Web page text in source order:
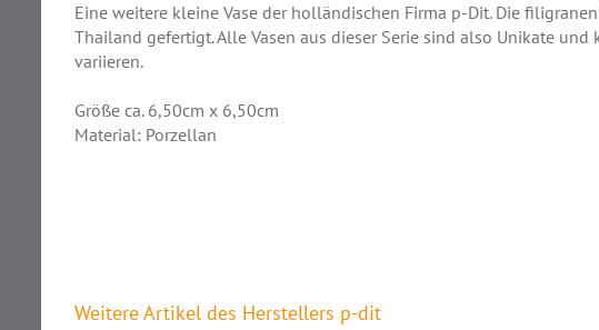
Eine weitere kleine Vase der holländischen Firma p-Dit. Die
Thailand gefertigt. Alle Vasen aus dieser Serie sind also Unikate
variieren.
Größe ca. 6,50cm x 6,50cm
Material: Porzellan
Weitere Artikel des Herstellers p-dit